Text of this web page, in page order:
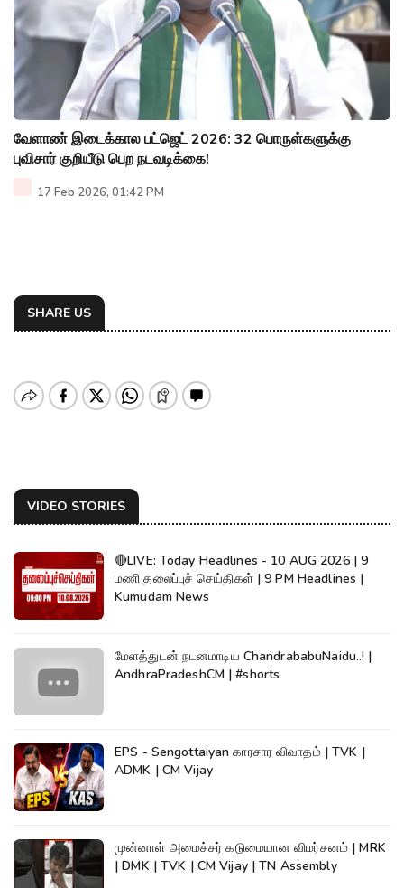
வேளாண் இடைக்கால பட்ஜெட் 2026: 32 பொருள்களுக்கு
புவிசார் குறியீடு பெற நடவடிக்கை!
17 Feb 2026, 01:42 PM
SHARE US
VIDEO STORIES
🔴LIVE: Today Headlines - 10 AUG 2026 | 9
மணி தலைப்புச் செய்திகள் | 9 PM Headlines |
Kumudam News
மேளத்துடன் நடனமாடிய ChandrababuNaidu..! |
AndhraPradeshCM | #shorts
EPS - Sengottaiyan காரசார விவாதம் | TVK |
ADMK | CM Vijay
முன்னாள் அமைச்சர் கடுமையான விமர்சனம் | MRK
| DMK | TVK | CM Vijay | TN Assembly